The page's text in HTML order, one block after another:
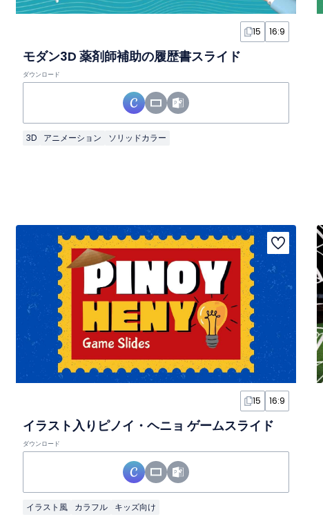
15 16:9
モダン3D 薬剤師補助の履歴書スライド
ダウンロード
3D アニメーション ソリッドカラー
15 16:9
イラスト入りピノイ・ヘニョ ゲームスライド
ダウンロード
イラスト風 カラフル キッズ向け